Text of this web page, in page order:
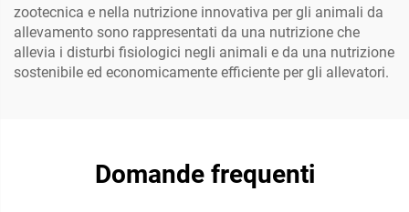
zootecnica e nella nutrizione innovativa per gli animali da
allevamento sono rappresentati da una nutrizione che
allevia i disturbi fisiologici negli animali e da una nutrizione
sostenibile ed economicamente efficiente per gli allevatori.
Domande frequenti